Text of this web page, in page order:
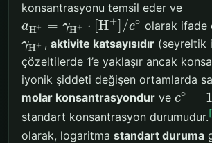
konsantrasyonu temsil eder ve
aH+ = γH+ ⋅ [H+] /c∘ olarak ifade
γH+ , aktivite katsayısıdır(seyreltik
çözeltilerde 1’e yaklaşır ancak
iyonik şiddeti değişen ortamlarda
molar konsantrasyondur ve c∘ = 1
standart konsantrasyon durumudur.
olarak, logaritma standart duruma